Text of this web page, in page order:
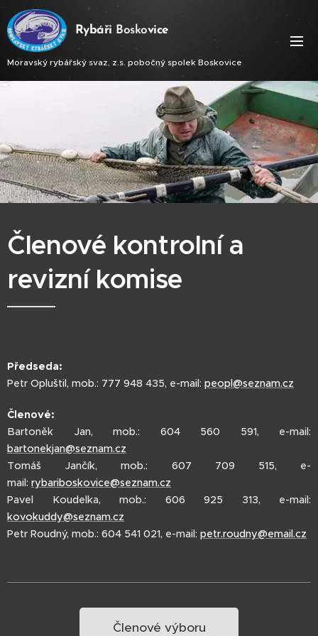
Rybáři Boskovice
Moravský rybářský svaz, z.s. pobočný spolek Boskovice
Členové kontrolní a
revizní komise
Předseda:
Petr Opluštil, mob.: 777 948 435, e-mail: peopl@seznam.cz
Členové:
Bartoněk Jan, mob.: 604 560 591, e-mail:
bartonekjan@seznam.cz
Tomáš Jančík, mob.: 607 709 515, e-
mail: rybariboskovice@seznam.cz
Pavel Koudelka, mob.: 606 925 313, e-mail:
kovokuddy@seznam.cz
Petr Roudný, mob.: 604 541 021, e-mail: petr.roudny@email.cz
Členové výboru